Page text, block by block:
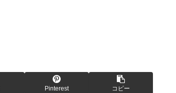
Pinterest コピー